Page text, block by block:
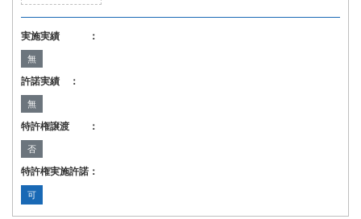
実施実績 ：
無
許諾実績 ：
無
特許権譲渡 ：
否
特許権実施許諾：
可